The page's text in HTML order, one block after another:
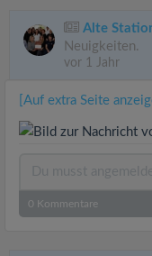
Alte
Neuigkeiten.
vor 1 Jahr
[Auf extra Seite
0 Kommentare